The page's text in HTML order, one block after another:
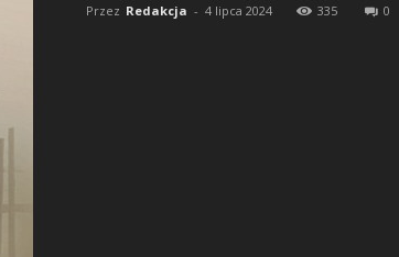
Przez Redakcja - 4 lipca 2024 335 0